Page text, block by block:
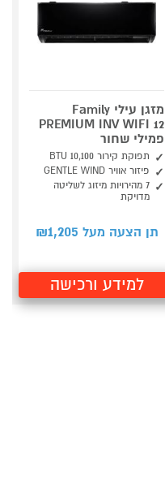
מזגן עילי Family
PREMIUM INV WIFI 12
פמילי שחור
תפוקת קירור 10,100 BTU
פיזור אוויר GENTLE WIND
7 מהירויות מיזוג לשליטה
מדויקת
תן הצעה מעל ₪ 1,205
למידע ורכישה